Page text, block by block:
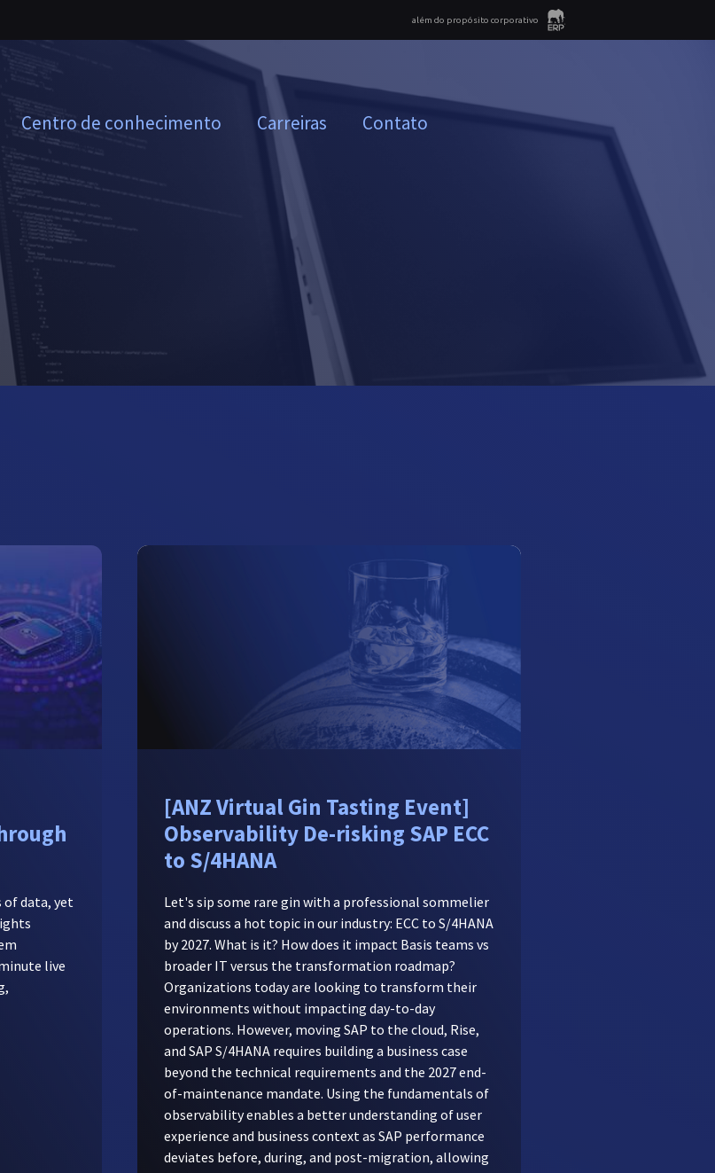
além do propósito corporativo
Centro de conhecimento Carreiras Contato
of data, yet
live
[ANZ Virtual Gin Tasting Event]
Observability De-risking SAP ECC
to S/4HANA
Let's sip some rare gin with a professional sommelier
and discuss a hot topic in our industry: ECC to S/4HANA
by 2027. What is it? How does it impact Basis teams vs
broader IT versus the transformation roadmap?
Organizations today are looking to transform their
environments without impacting day-to-day
operations. However, moving SAP to the cloud, Rise,
and SAP S/4HANA requires building a business case
beyond the technical requirements and the 2027 end-
of-maintenance mandate. Using the fundamentals of
observability enables a better understanding of user
experience and business context as SAP performance
deviates before, during, and post-migration, allowing